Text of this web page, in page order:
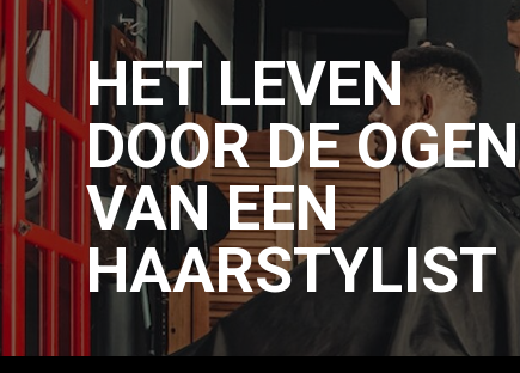
naar
inhoud
HET LEVEN
DOOR DE OGEN
VAN EEN
HAARSTYLIST